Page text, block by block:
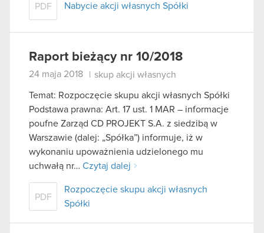
PDF Nabycie akcji własnych Spółki
Raport bieżący nr 10/2018
24 maja 2018 | skup akcji własnych
Temat: Rozpoczęcie skupu akcji własnych Spółki
Podstawa prawna: Art. 17 ust. 1 MAR – informacje
poufne Zarząd CD PROJEKT S.A. z siedzibą w
Warszawie (dalej: „Spółka”) informuje, iż w
wykonaniu upoważnienia udzielonego mu
uchwałą nr… Czytaj dalej
PDF
Rozpoczęcie skupu akcji własnych
Spółki